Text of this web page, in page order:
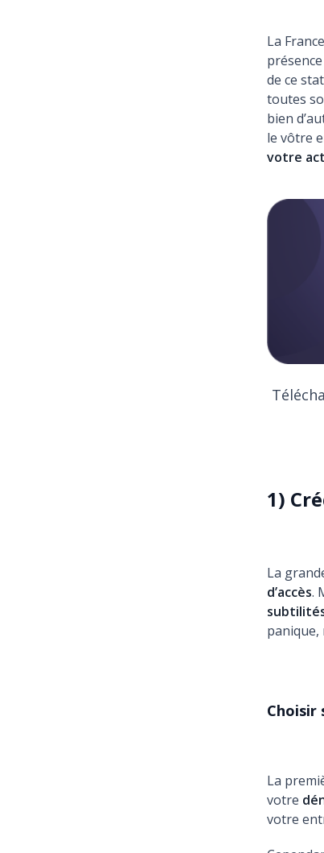
La
de ce
toutes
bien
le vôtre
votre
1)
La
d’accès.
panique,
Choisir
La
votre
votre